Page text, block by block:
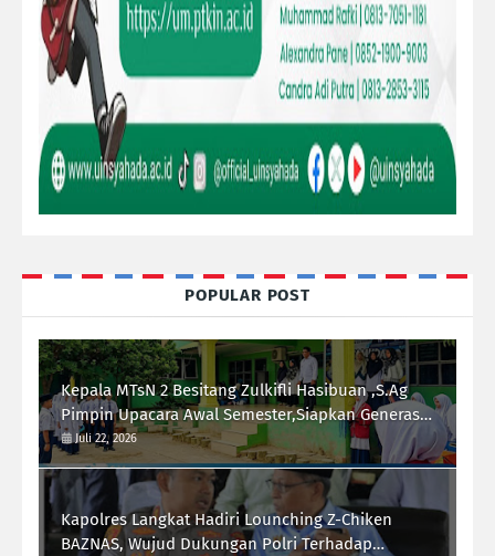
POPULAR POST
Kepala MTsN 2 Besitang Zulkifli Hasibuan ,S.Ag
Pimpin Upacara Awal Semester,Siapkan Generasi
Berkarakter dan Berprestasi
Juli 22, 2026
Kapolres Langkat Hadiri Lounching Z-Chiken
BAZNAS, Wujud Dukungan Polri Terhadap